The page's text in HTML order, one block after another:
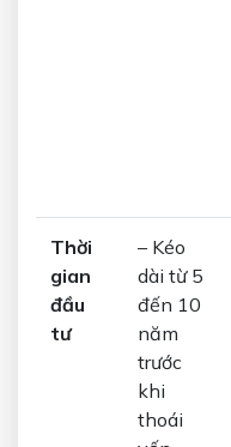
Thời
gian
đầu
tư
– Kéo
dài từ 5
đến 10
năm
trước
khi
thoái